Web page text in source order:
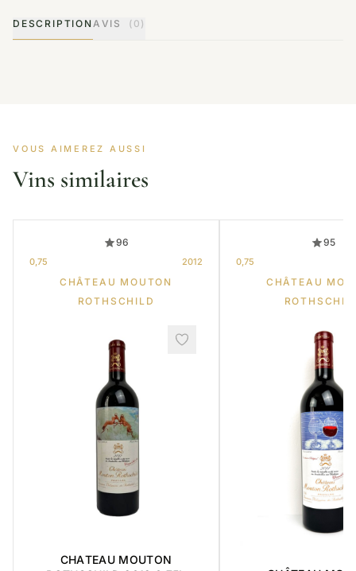
DESCRIPTION AVIS (0)
VOUS AIMEREZ AUSSI
Vins similaires
96
0,75 2012
CHÂTEAU MOUTON
ROTHSCHILD
CHATEAU MOUTON
95
0,75
CHÂTEAU